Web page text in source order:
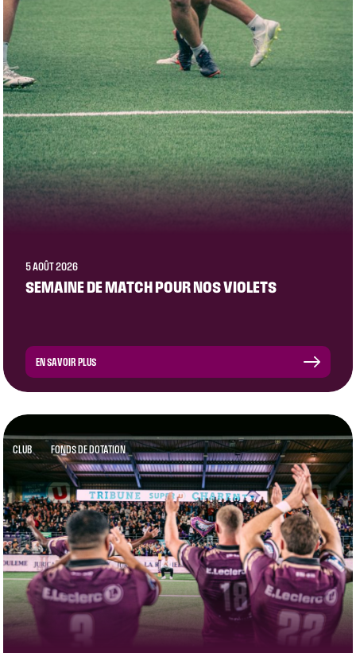
5 AOÛT 2026
SEMAINE DE MATCH POUR NOS VIOLETS
EN SAVOIR PLUS
CLUB FONDS DE DOTATION